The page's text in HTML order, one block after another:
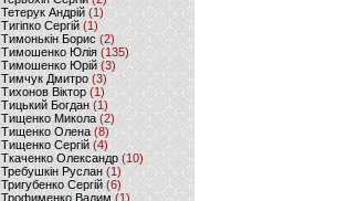
Тетерук Андрій (1)
Тигіпко Сергій(1)
Тимонькін Борис (2)
Тимошенко Юлія (135)
Тимошенко Юрій(3)
Тимчук Дмитро (3)
Тихонов Віктор (1)
Тицький Богдан (1)
Тищенко Микола (2)
Тищенко Олена (8)
Тищенко Сергій (4)
Ткаченко Олександр (10)
Требушкін Руслан (1)
Тригубенко Сергій(6)
Трофименко Вадим (1)